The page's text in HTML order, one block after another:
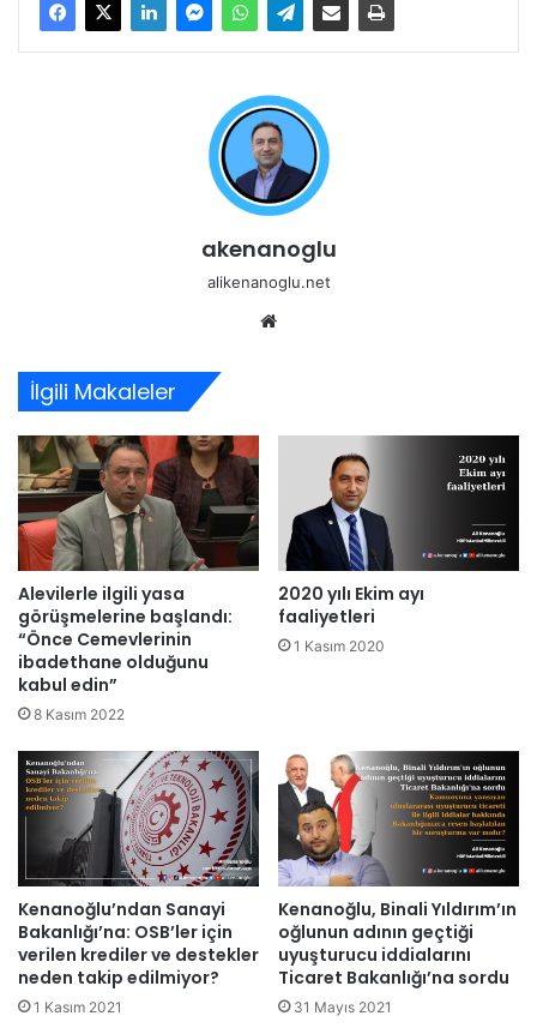
akenanoglu
alikenanoglu.net
İlgili Makaleler
Alevilerle ilgili yasa
görüşmelerine başlandı:
“Önce Cemevlerinin
ibadethane olduğunu
kabul edin”
8 Kasım 2022
2020 yılı Ekim ayı
faaliyetleri
1 Kasım 2020
Kenanoğlu’ndan Sanayi
Bakanlığı’na: OSB’ler için
verilen krediler ve destekler
neden takip edilmiyor?
1 Kasım 2021
Kenanoğlu, Binali Yıldırım’ın
oğlunun adının geçtiği
uyuşturucu iddialarını
Ticaret Bakanlığı’na sordu
31 Mayıs 2021